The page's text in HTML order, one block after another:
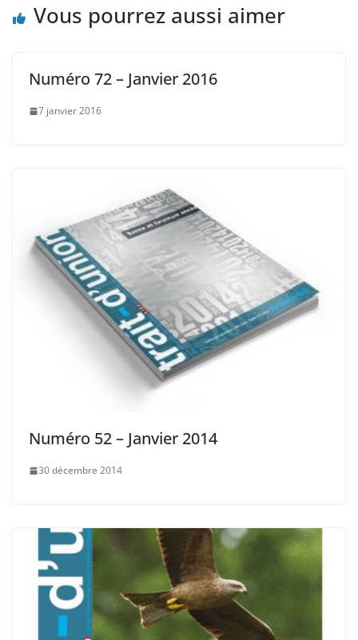
Vous pourrez aussi aimer
Numéro 72 – Janvier 2016
7 janvier 2016
Numéro 52 – Janvier 2014
30 décembre 2014